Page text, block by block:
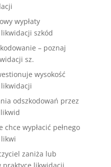
wypłaty
szkód
– poznaj
sz.
wysokość
odszkodowań przez
wypłacić pełnego
zaniża lub